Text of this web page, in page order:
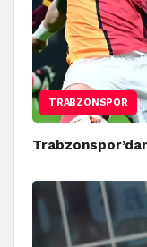
TRABZONSPOR